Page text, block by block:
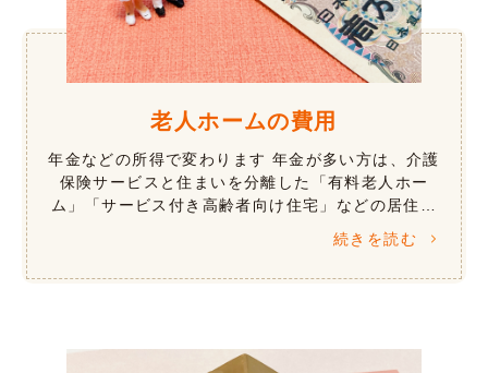
老人ホームの費用
年金などの所得で変わります 年金が多い方は、介護
保険サービスと住まいを分離した「有料老人ホー
ム」「サービス付き高齢者向け住宅」などの居住系
施設が向いています。年金が少ない方では、年金や
所得などにより、介護保険サービスにく […]
続きを読む